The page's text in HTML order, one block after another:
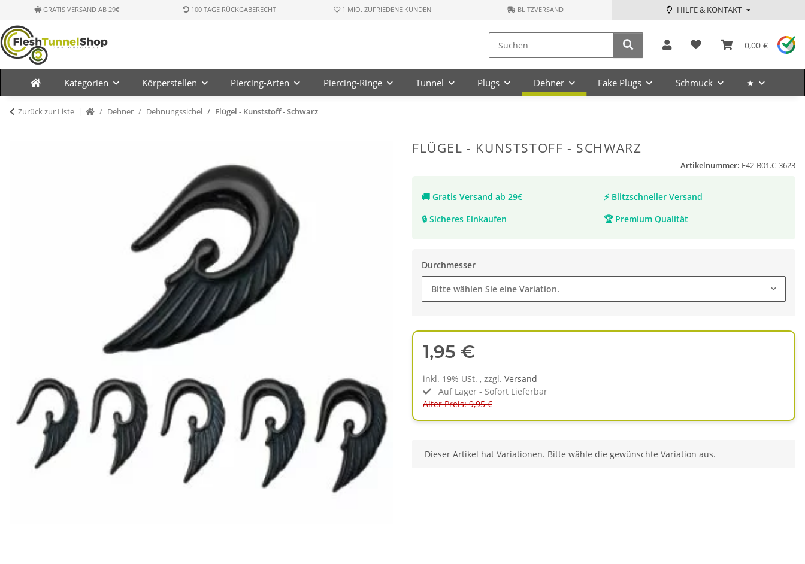
GRATIS VERSAND AB 29€ 100 TAGE RÜCKGABERECHT 1 MIO. ZUFRIEDENE KUNDEN BLITZVERSAND HILFE & KONTAKT
0,00 €
Kategorien Körperstellen Piercing-Arten Piercing-Ringe Tunnel Plugs Dehner Fake Plugs Schmuck ★
Zurück zur Liste Dehner Dehnungssichel Flügel - Kunststoff - Schwarz
FLÜGEL - KUNSTSTOFF - SCHWARZ
Artikelnummer: F42-B01.C-3623
🚚 Gratis Versand ab 29€ ⚡ Blitzschneller Versand
🔒 Sicheres Einkaufen 🏆 Premium Qualität
Durchmesser
Bitte wählen Sie eine Variation.
1,95 €
inkl. 19% USt. , zzgl. Versand
Auf Lager - Sofort Lieferbar
Alter Preis: 9,95 €
x
Dieser Artikel hat Variationen. Bitte wähle die gewünschte Variation aus.